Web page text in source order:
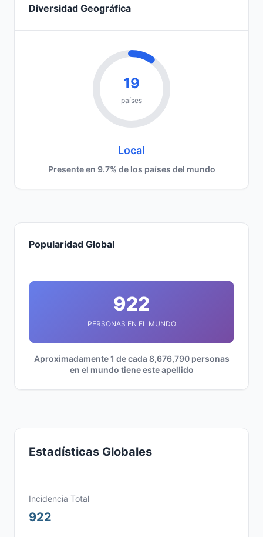
Diversidad Geográfica
19
países
Local
Presente en 9.7% de los países del mundo
Popularidad Global
922
PERSONAS EN EL MUNDO
Aproximadamente 1 de cada 8,676,790 personas
en el mundo tiene este apellido
Estadísticas Globales
Incidencia Total
922